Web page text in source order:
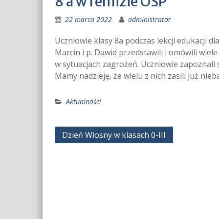
22 marca 2022 administrator
Uczniowie klasy 8a podczas lekcji edukacji
Marcin i p. Dawid przedstawili i omówili
w sytuacjach zagrożeń. Uczniowie
Mamy nadzieję, że wielu z nich zasili już
Aktualności
Nawigacja
Dzień Wiosny w klasach 0-III